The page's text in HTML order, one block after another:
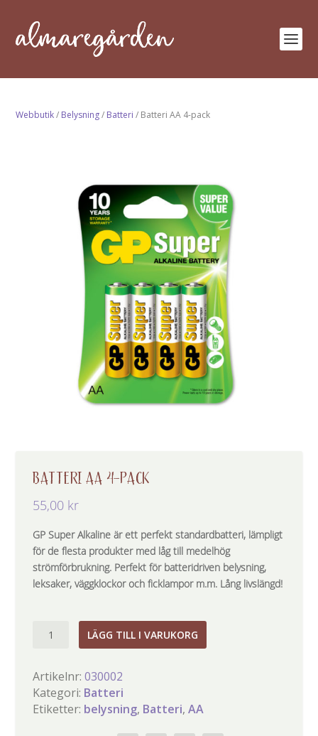
Webbutik/ Belysning/ Batteri / Batteri AA 4-pack
BATTERI AA 4-PACK
55,00 kr
GP Super Alkaline är ett perfekt standardbatteri, lämpligt
för de flesta produkter med låg till medelhög
strömförbrukning. Perfekt för batteridriven belysning,
leksaker, väggklockor och ficklampor m.m. Lång livslängd!
Batteri
pack
mängd
LÄGG TILL I VARUKORG
Artikelnr:030002
Kategori: Batteri
Etiketter: belysning, Batteri,AA